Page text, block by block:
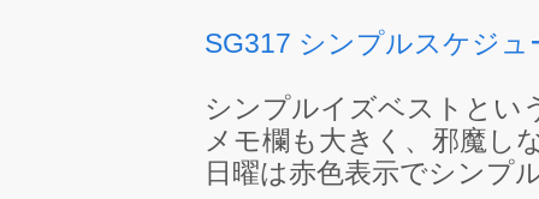
SG317 シンプルスケジ
シンプルイズベストとい
メモ欄も大きく、邪魔し
日曜は赤色表示でシンプ